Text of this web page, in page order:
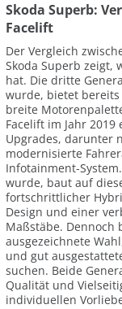
Skoda Superb:
Facelift
Der Vergleich
Skoda Superb zeigt,
hat. Die dritte
wurde, bietet
breite
Facelift im Jahr
Upgrades, darunter
modernisierte
Infotainment-
wurde, baut auf
fortschrittlicher
Design und einer
Maßstäbe.
ausgezeichnete
und gut
suchen. Beide
Qualität und
individuellen